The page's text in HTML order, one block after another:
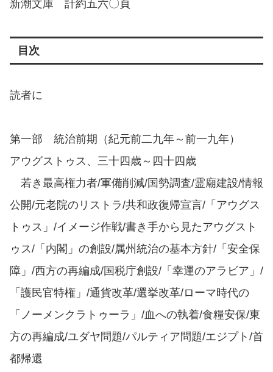
新潮文庫 計約五六〇頁
目次
読者に
第一部 統治前期（紀元前二九年～前一九年）
アウグストゥス、三十四歳～四十四歳
若き最高権力者/軍備削減/国勢調査/霊廟建設/情報
公開/元老院のリストラ/共和政復帰宣言/「アウグス
トゥス」/イメージ作戦/書き手から見たアウグスト
ゥス/「内閣」の創設/属州統治の基本方針/「安全保
障」/西方の再編成/国税庁創設/「幸運のアラビア」/
「護民官特権」/通貨改革/選挙改革/ローマ時代の
「ノーメンクラトゥーラ」/血への執着/食糧安保/東
方の再編成/ユダヤ問題/パルティア問題/エジプト/首
都帰還